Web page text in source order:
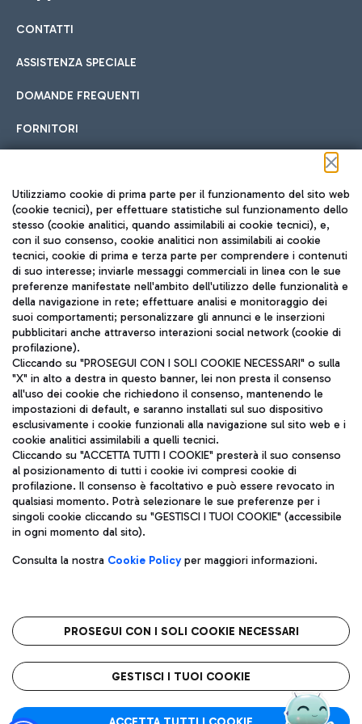
Cucina Internazionale
Fast Food
Pizza
Gelateria
Wine Bar & Sparkling
Hotel in aeroporto
Scegli l'alloggio più adatto e approfitta della vicinanza
all'aeroporto.
Car sharing
Con il Car Sharing è ancora più facile spostarsi
Treno
Raggiungi velocemente l'aeroporto di Fiumicino da Roma
tramite i servizi ferroviari Trenitalia.
Autobus
Scopri le linee di autobus per raggiungere l'aeroporto
Leonardo Da Vinci.
Raggiungi l’aeroporto senza pensieri con il servizio di taxi a
Ristoranti
Scopri la nostra offerta per una pausa gustosa in aeroporto
Mappa Aeroporto Fiumicino
CONTATTI
ASSISTENZA SPECIALE
DOMANDE FREQUENTI
FORNITORI
Seguici sui social
TRAVEL JOURNAL
ITA
Aeroporti di Roma S.p.A. - Società soggetta a direzione e
coordinamento di Mundys S.p.A.
Codice fiscale e Registro delle Imprese di Roma 13032990155 P.
IVA 06572251004
Capitale sociale 62.224.743,00 int. vers.
Sede legale: Via Pier Paolo Racchetti 1 - 00054 Fiumicino (RM)
telefono +39 06 65951
Privacy policy
Note legali
Roma FCO
L'aeroporto stellato
Utilizziamo cookie di prima parte per il funzionamento del sito web
(cookie tecnici), per effettuare statistiche sul funzionamento dello
stesso (cookie analitici, quando assimilabili ai cookie tecnici), e,
con il suo consenso, cookie analitici non assimilabili ai cookie
tecnici, cookie di prima e terza parte per comprendere i contenuti
di suo interesse; inviarle messaggi commerciali in linea con le sue
preferenze manifestate nell'ambito dell'utilizzo delle funzionalità e
della navigazione in rete; effettuare analisi e monitoraggio dei
suoi comportamenti; personalizzare gli annunci e le inserzioni
pubblicitari anche attraverso interazioni social network (cookie di
profilazione).
Cliccando su "PROSEGUI CON I SOLI COOKIE NECESSARI" o sulla
"X" in alto a destra in questo banner, lei non presta il consenso
all'uso dei cookie che richiedono il consenso, mantenendo le
impostazioni di default, e saranno installati sul suo dispositivo
esclusivamente i cookie funzionali alla navigazione sul sito web e i
cookie analitici assimilabili a quelli tecnici.
Cliccando su "ACCETTA TUTTI I COOKIE" presterà il suo consenso
al posizionamento di tutti i cookie ivi compresi cookie di
profilazione. Il consenso è facoltativo e può essere revocato in
qualsiasi momento. Potrà selezionare le sue preferenze per i
singoli cookie cliccando su "GESTISCI I TUOI COOKIE" (accessibile
in ogni momento dal sito).
Consulta la nostra Cookie Policyper maggiori informazioni.
PROSEGUI CON I SOLI COOKIE NECESSARI
GESTISCI I TUOI COOKIE